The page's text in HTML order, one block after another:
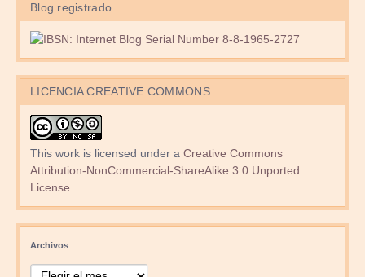
Blog registrado
LICENCIA CREATIVE COMMONS
This work is licensed under a Creative Commons
Attribution-NonCommercial-ShareAlike 3.0 Unported
License
Archivos